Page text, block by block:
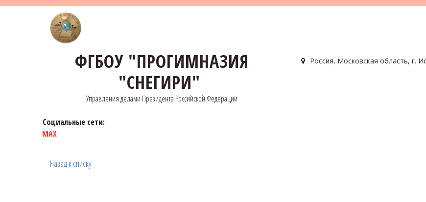
ФГБОУ "ПРОГИМНАЗИЯ
"СНЕГИРИ"
Управления делами Президента Российской Федерации
Социальные сети:
MAX
Россия, Московская область, г.
Назад к списку